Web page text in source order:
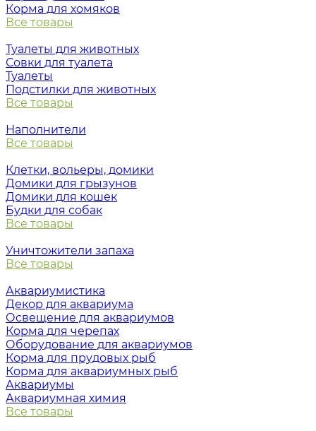
Корма для хомяков
Все товары
Туалеты для животных
Совки для туалета
Туалеты
Подстилки для животных
Все товары
Наполнители
Все товары
Клетки, вольеры, домики
Домики для грызунов
Домики для кошек
Будки для собак
Все товары
Уничтожители запаха
Все товары
Аквариумистика
Декор для аквариума
Освещение для аквариумов
Корма для черепах
Оборудование для аквариумов
Корма для прудовых рыб
Корма для аквариумных рыб
Аквариумы
Аквариумная химия
Все товары